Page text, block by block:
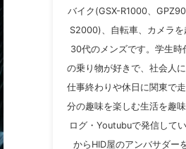
バイク(GSX-R1000、
S2000)、自転車、カメラを
30代のメンズです。学生時
の乗り物が好きで、社会人に
仕事終わりや休日に関東で
分の趣味を楽しむ生活を趣
ログ・Youtubuで発信して
からHID屋のアンバサダー